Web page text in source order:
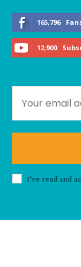
165,796
12,900
I've read and